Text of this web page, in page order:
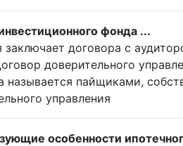
фонда ...
договора с
доверительного
называется пайщиками,
управления
особенности